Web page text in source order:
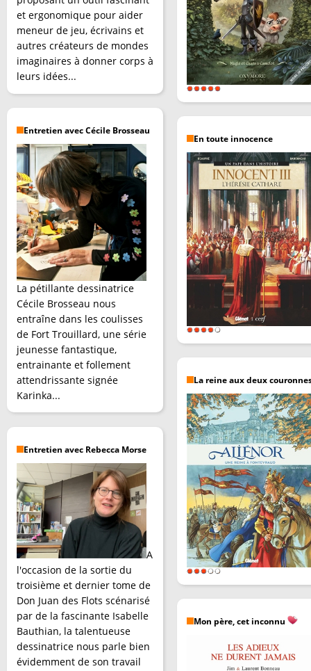
et ergonomique pour aider
meneur de jeu, écrivains et
autres créateurs de mondes
imaginaires à donner corps à
leurs idées...
Entretien avec Cécile Brosseau
La pétillante dessinatrice
Cécile Brosseau nous
entraîne dans les coulisses
de Fort Trouillard, une série
jeunesse fantastique,
entrainante et follement
attendrissante signée
Karinka...
Entretien avec Rebecca Morse
A
l'occasion de la sortie du
troisième et dernier tome de
Don Juan des Flots scénarisé
par de la fascinante Isabelle
Bauthian, la talentueuse
dessinatrice nous parle bien
évidemment de son travail
En toute innocence
La reine aux deux
Mon père, cet inconnu